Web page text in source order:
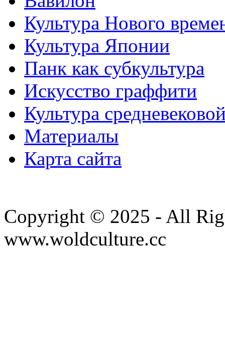
Культура Нового
Культура Японии
Панк как субкультура
Искусство граффити
Культура
Материалы
Карта сайта
Copyright © 2025 - All
www.woldculture.cc